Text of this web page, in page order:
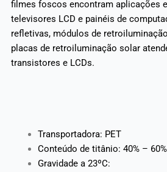
filmes foscos encontram aplicações
televisores LCD e painéis de
refletivas, módulos de
placas de retroiluminação solar
transistores e LCDs.
Transportadora: PET
Conteúdo de titânio: 40% – 60%
Gravidade a 23ºC: